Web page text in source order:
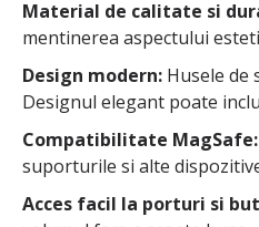
Material de calitate si
mentinerea aspectului
Design modern: Husele de
Designul elegant poate
Compatibilitate MagSafe:
suporturile si alte
Acces facil la porturi si